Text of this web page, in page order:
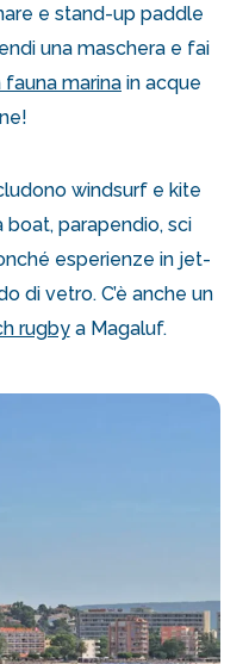
e stand-up paddle
una maschera e fai
marina in acque
windsurf e kite
boat, parapendio, sci
esperienze in jet-
di vetro. C’è anche un
rugbya Magaluf.